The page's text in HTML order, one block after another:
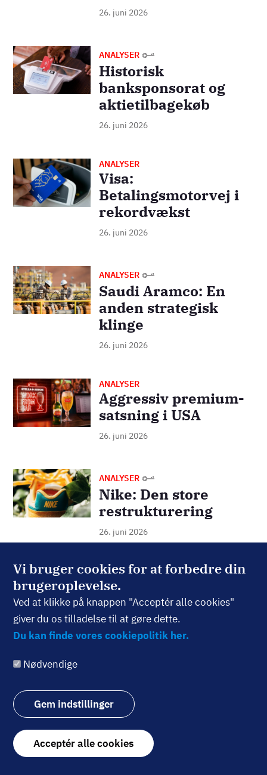
Vi bruger cookies for at forbedre din
brugeroplevelse.
Ved at klikke på knappen "Acceptér alle cookies"
giver du os tilladelse til at gøre dette.
Du kan finde vores cookiepolitik her.
Nødvendige
Gem indstillinger
Acceptér alle cookies
26. juni 2026
Billede ANALYSER
Historisk
banksponsorat og
aktietilbagekøb
26. juni 2026
Billede ANALYSER
Visa:
Betalingsmotorvej i
rekordvækst
26. juni 2026
Billede ANALYSER
Saudi Aramco: En
anden strategisk
klinge
26. juni 2026
Billede ANALYSER
Aggressiv premium-
satsning i USA
26. juni 2026
Billede ANALYSER
Nike: Den store
restrukturering
26. juni 2026
Billede ANALYSER
Milliarderne bag
verdens største
fodboldfest
USA er kendt som
smelter amerikansk
kapitalisme sammen med
Magasinet Aktionæren ser her
nærmere på en række af de